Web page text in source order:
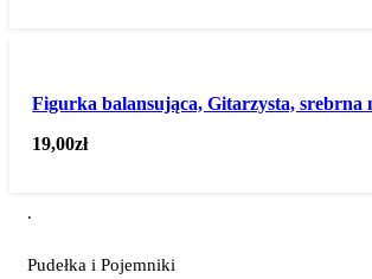
Figurka balansująca, Gitarzysta, srebrna
19,00zł
.
Pudełka i Pojemniki